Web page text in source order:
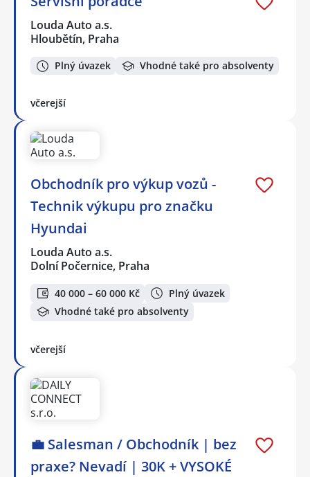
Louda Auto a.s.
Hloubětín, Praha
Plný úvazek Vhodné také pro absolventy
včerejší
Obchodník pro výkup vozů -
Technik výkupu pro značku
Hyundai
Louda Auto a.s.
Dolní Počernice, Praha
40 000 – 60 000 Kč
Plný úvazek
Vhodné také pro absolventy
včerejší
💼 Salesman / Obchodník | bez
praxe? Nevadí | 30K + VYSOKÉ